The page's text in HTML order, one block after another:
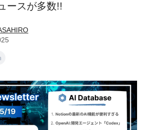
ースが多数!!️